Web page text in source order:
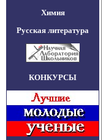
Химия
Русская литература
КОНКУРСЫ